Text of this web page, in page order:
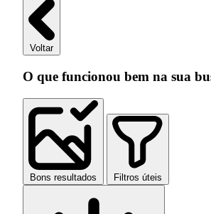
Voltar
O que funcionou bem na sua
Bons resultados Filtros úteis